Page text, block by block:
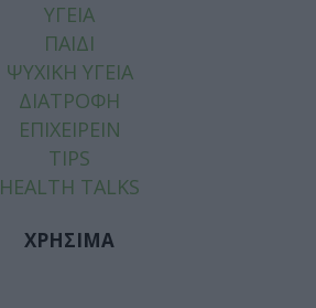
ΥΓΕΙΑ
ΠΑΙΔΙ
ΨΥΧΙΚΗ ΥΓΕΙΑ
ΔΙΑΤΡΟΦΗ
ΕΠΙΧΕΙΡΕΙΝ
TIPS
HEALTH TALKS
ΧΡΗΣΙΜΑ